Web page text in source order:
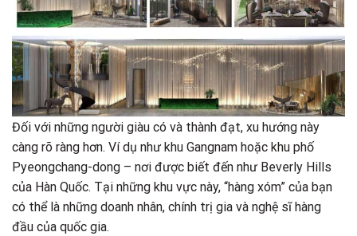
Đối với những người giàu có và thành đạt, xu hướng này
càng rõ ràng hơn. Ví dụ như khu Gangnam hoặc khu phố
Pyeongchang-dong – nơi được biết đến như Beverly Hills
của Hàn Quốc. Tại những khu vực này, “hàng xóm” của bạn
có thể là những doanh nhân, chính trị gia và nghệ sĩ hàng
đầu của quốc gia.